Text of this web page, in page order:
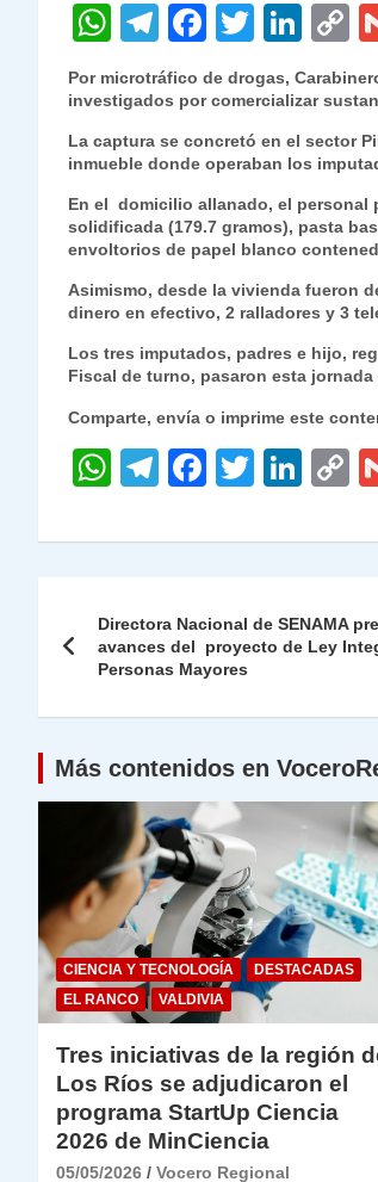
W
h
at
s
A
p
p
T
el
e
gr
a
m
F
a
c
e
b
o
o
k
T
itt
er
Li
n
k
e
dI
n
C
p
y
n
k
Por microtráfico de drogas,
investigados por comercializar
La captura se concretó en el sector
inmueble donde operaban los
En el domicilio allanado, el personal
solidificada (179.7 gramos), pasta
envoltorios de papel blanco
Asimismo, desde la vivienda fueron
dinero en efectivo, 2 ralladores y 3
Los tres imputados, padres e hijo,
Fiscal de turno, pasaron esta
Comparte, envía o imprime este
W
at
A
p
T
e
a
m
F
c
b
o
T
itt
Li
k
dI
n
C
p
n
de
Directora Nacional de SENAMA
avances del proyecto de Ley
Personas Mayores
Más contenidos en
CIENCIA Y TECNOLOGÍA
DESTACADAS
EL RANCO
VALDIVIA
Tres iniciativas de la región
Los Ríos se adjudicaron el
programa StartUp Ciencia
2026 de MinCiencia
05/05/2026 Vocero Regional